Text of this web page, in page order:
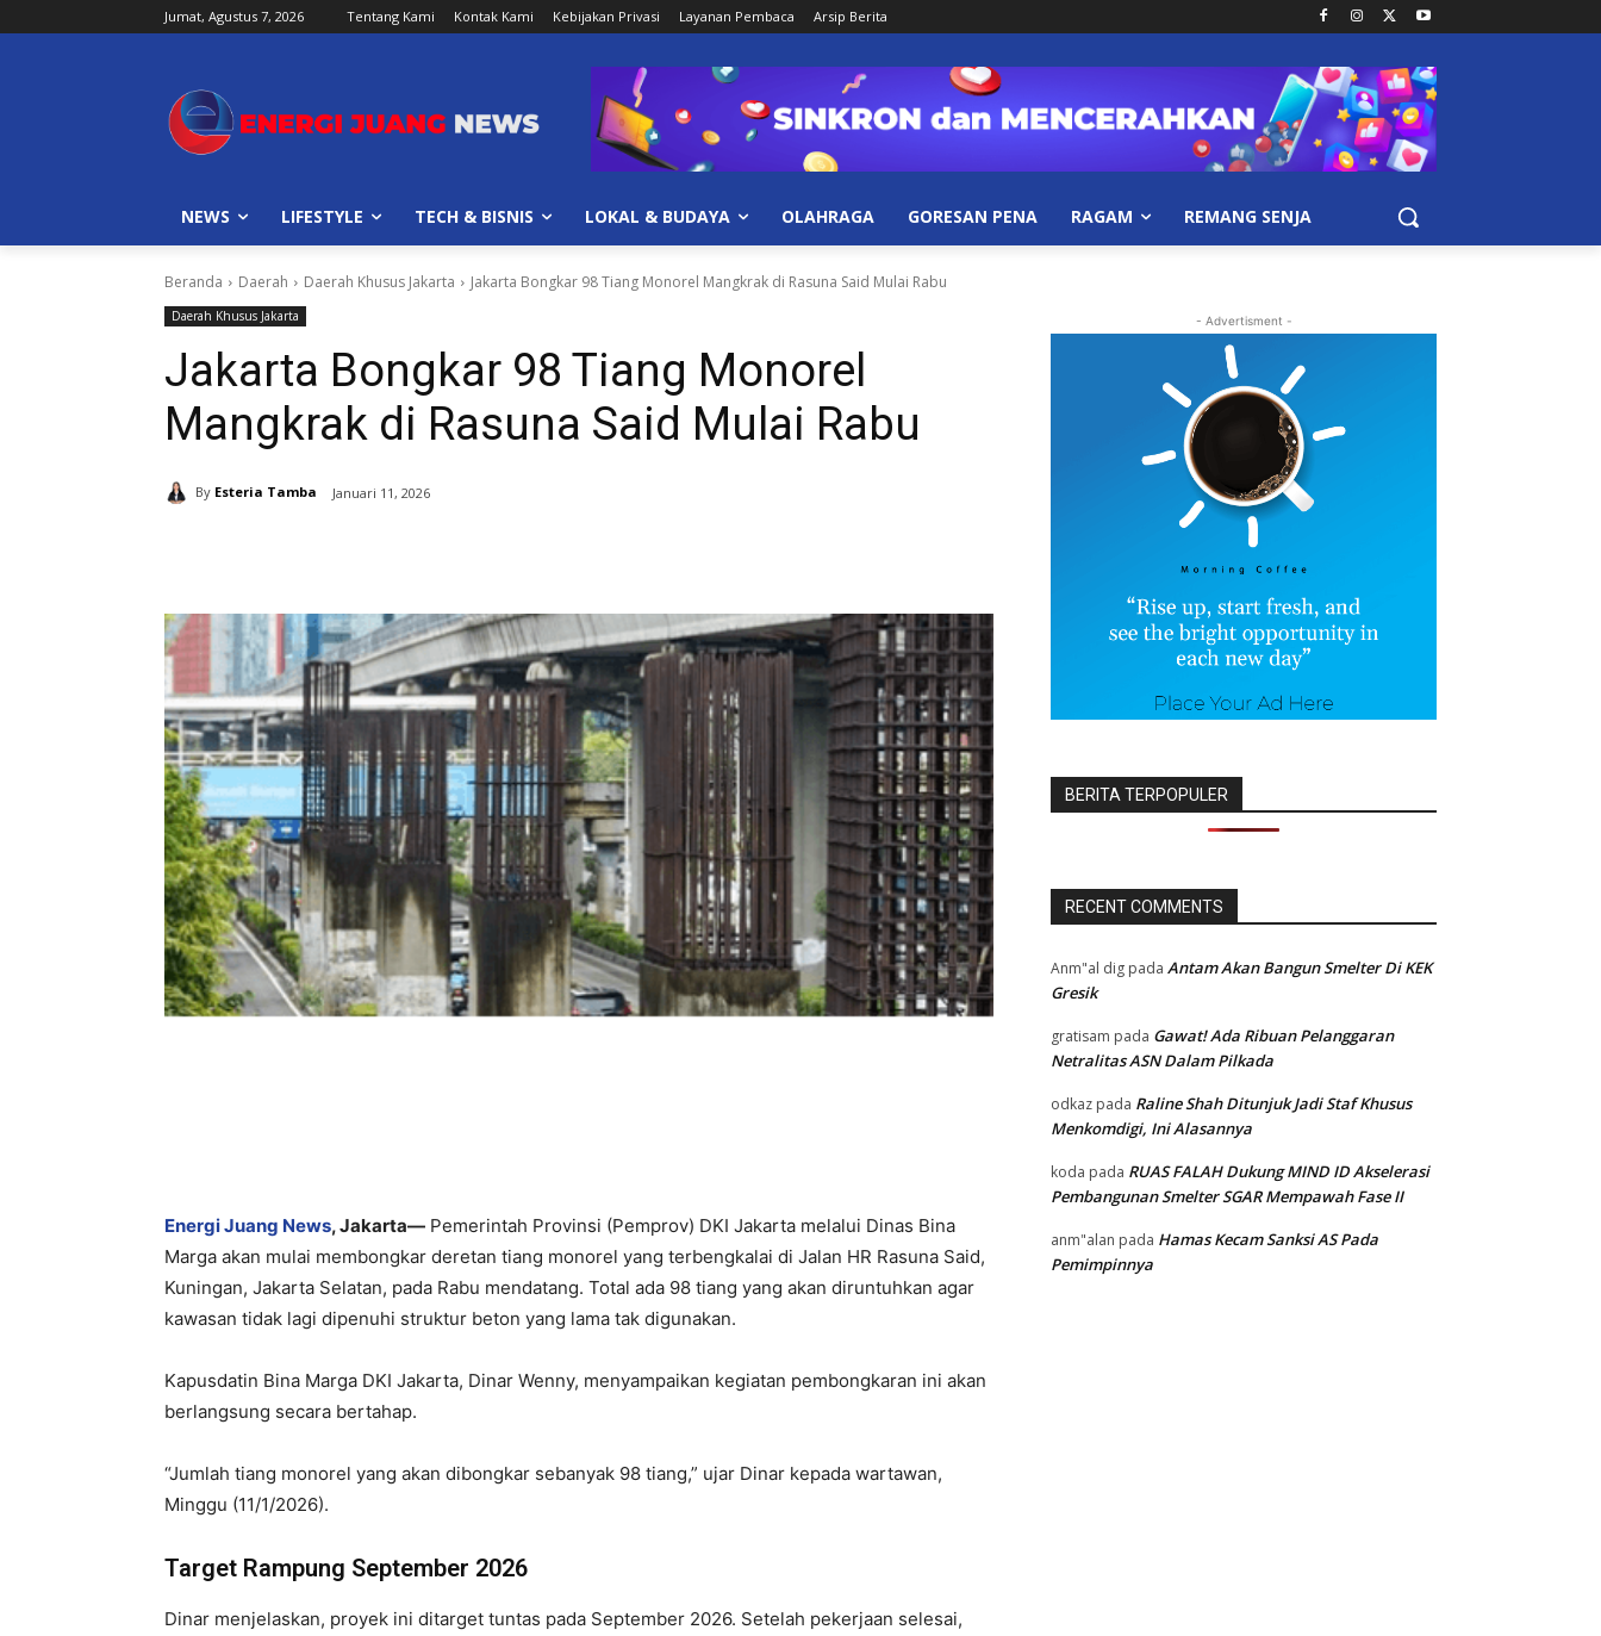
Jumat, Agustus 7, 2026 Tentang Kami Kontak Kami Kebijakan Privasi Layanan Pembaca Arsip Berita
NEWS LIFESTYLE TECH & BISNIS LOKAL & BUDAYA OLAHRAGA GORESAN PENA RAGAM REMANG SENJA
Beranda Daerah Daerah Khusus Jakarta Jakarta Bongkar 98 Tiang Monorel Mangkrak di Rasuna Said Mulai Rabu
Daerah Khusus Jakarta
Jakarta Bongkar 98 Tiang Monorel
Mangkrak di Rasuna Said Mulai Rabu
By Esteria Tamba Januari 11, 2026
Energi Juang News, Jakarta— Pemerintah Provinsi (Pemprov) DKI Jakarta melalui Dinas Bina
Marga akan mulai membongkar deretan tiang monorel yang terbengkalai di Jalan HR Rasuna Said,
Kuningan, Jakarta Selatan, pada Rabu mendatang. Total ada 98 tiang yang akan diruntuhkan agar
kawasan tidak lagi dipenuhi struktur beton yang lama tak digunakan.
Kapusdatin Bina Marga DKI Jakarta, Dinar Wenny, menyampaikan kegiatan pembongkaran ini akan
berlangsung secara bertahap.
“Jumlah tiang monorel yang akan dibongkar sebanyak 98 tiang,” ujar Dinar kepada wartawan,
Minggu (11/1/2026).
Target Rampung September 2026
Dinar menjelaskan, proyek ini ditarget tuntas pada September 2026. Setelah pekerjaan selesai,
- Advertisment -
BERITA TERPOPULER
RECENT COMMENTS
Anm"al dig pada Antam Akan Bangun Smelter Di KEK
Gresik
gratisam pada Gawat! Ada Ribuan Pelanggaran
Netralitas ASN Dalam Pilkada
odkaz pada Raline Shah Ditunjuk Jadi Staf Khusus
Menkomdigi, Ini Alasannya
koda pada RUAS FALAH Dukung MIND ID Akselerasi
Pembangunan Smelter SGAR Mempawah Fase II
anm"alan pada Hamas Kecam Sanksi AS Pada
Pemimpinnya